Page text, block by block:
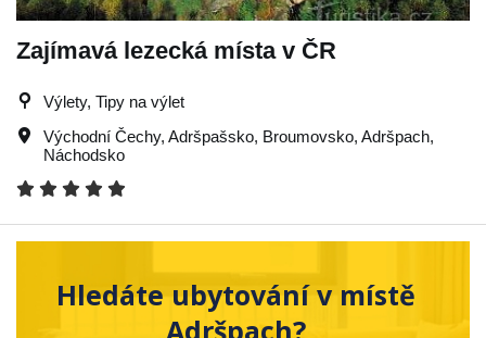
Zajímavá lezecká místa v ČR
Výlety, Tipy na výlet
Východní Čechy, Adršpašsko, Broumovsko, Adršpach,
Náchodsko
Hledáte ubytování v místě
Adršpach?